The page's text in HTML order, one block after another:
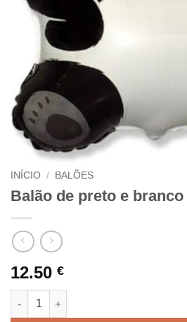
INÍCIO / BALÕES
Balão de preto e
12.50 €
Quantidade de Balão de preto e